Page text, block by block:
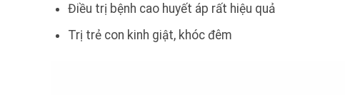
Điều trị bệnh cao huyết áp rất hiệu quả
Trị trẻ con kinh giật, khóc đêm